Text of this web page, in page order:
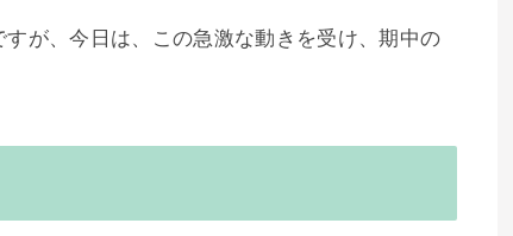
が、今日は、この急激な動きを受け、期中の